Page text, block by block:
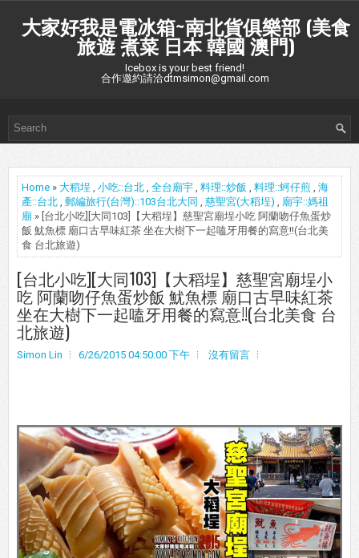
大家好我是電冰箱~南北貨俱樂部 (美食
旅遊 煮菜 日本 韓國 澳門)
Icebox is your best friend!
合作邀約請洽dtmsimon@gmail.com
Home » 大稻埕 , 小吃::台北 , 全台廟宇 , 料理::炒飯 , 料理::蚵仔煎 , 海
產::台北 , 郵編旅行(台灣)::103台北大同 , 慈聖宮(大稻埕) , 廟宇::媽祖
廟 » [台北小吃][大同103]【大稻埕】慈聖宮廟埕小吃 阿蘭吻仔魚蛋炒
飯 魷魚標 廟口古早味紅茶 坐在大樹下一起嗑牙用餐的寫意!!(台北美
食 台北旅遊)
[台北小吃][大同103]【大稻埕】慈聖宮廟埕小
吃 阿蘭吻仔魚蛋炒飯 魷魚標 廟口古早味紅茶
坐在大樹下一起嗑牙用餐的寫意!!(台北美食 台
北旅遊)
Simon Lin 6/26/2015 04:50:00 下午 沒有留言